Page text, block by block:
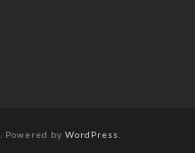
. Powered by WordPress